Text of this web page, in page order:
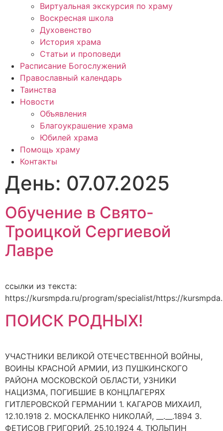
Виртуальная экскурсия по храму
Воскресная школа
Духовенство
История храма
Статьи и проповеди
Расписание Богослужений
Православный календарь
Таинства
Новости
Объявления
Благоукрашение храма
Юбилей храма
Помощь храму
Контакты
День: 07.07.2025
Обучение в Свято-
Троицкой Сергиевой
Лавре
ссылки из текста:
https://kursmpda.ru/program/specialist/https://
ПОИСК РОДНЫХ!
УЧАСТНИКИ ВЕЛИКОЙ ОТЕЧЕСТВЕННОЙ ВОЙНЫ,
ВОИНЫ КРАСНОЙ АРМИИ, ИЗ ПУШКИНСКОГО
РАЙОНА МОСКОВСКОЙ ОБЛАСТИ, УЗНИКИ
НАЦИЗМА, ПОГИБШИЕ В КОНЦЛАГЕРЯХ
ГИТЛЕРОВСКОЙ ГЕРМАНИИ 1. КАГАРОВ МИХАИЛ,
12.10.1918 2. МОСКАЛЕНКО НИКОЛАЙ, __.__.1894 3.
ФЕТИСОВ ГРИГОРИЙ, 25.10.1924 4. ТЮЛЬПИН